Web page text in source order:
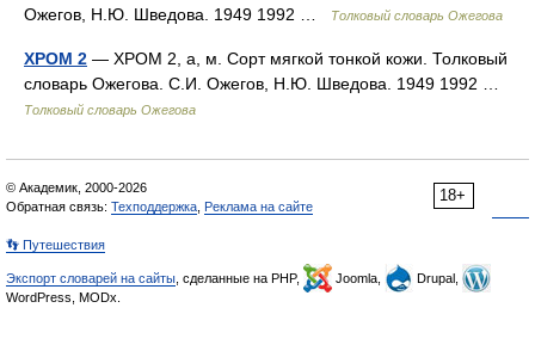
Ожегов, Н.Ю. Шведова. 1949 1992 …
Толковый словарь Ожегова
ХРОМ 2 — ХРОМ 2, а, м. Сорт мягкой тонкой кожи. Толковый
словарь Ожегова. С.И. Ожегов, Н.Ю. Шведова. 1949 1992 …
Толковый словарь Ожегова
18+
© Академик, 2000-2026
Обратная связь: Техподдержка Реклама на сайте
👣 Путешествия
Экспорт словарей на сайты , сделанные на PHP, Joomla,
Drupal,
WordPress, MODx.